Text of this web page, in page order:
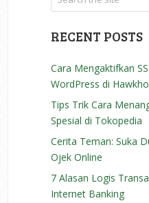
RECENT POSTS
Cara Mengaktifkan
WordPress di
Tips Trik Cara
Spesial di Tokopedia
Cerita Teman: Suka
Ojek Online
7 Alasan Logis
Internet Banking